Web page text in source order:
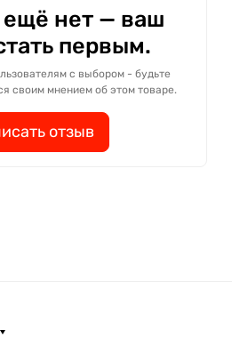
нет — ваш
первым.
с выбором - будьте
своим мнением об этом товаре.
отзыв